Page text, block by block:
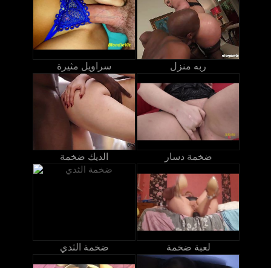
سراويل مثيرة ربه منزل
الديك ضخمة ضخمة دسار
ضخمة الثدي لعبة ضخمة